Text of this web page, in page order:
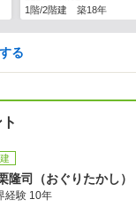
1階/2階建 築18年
る
隆司（おぐりたかし）
経験 10年